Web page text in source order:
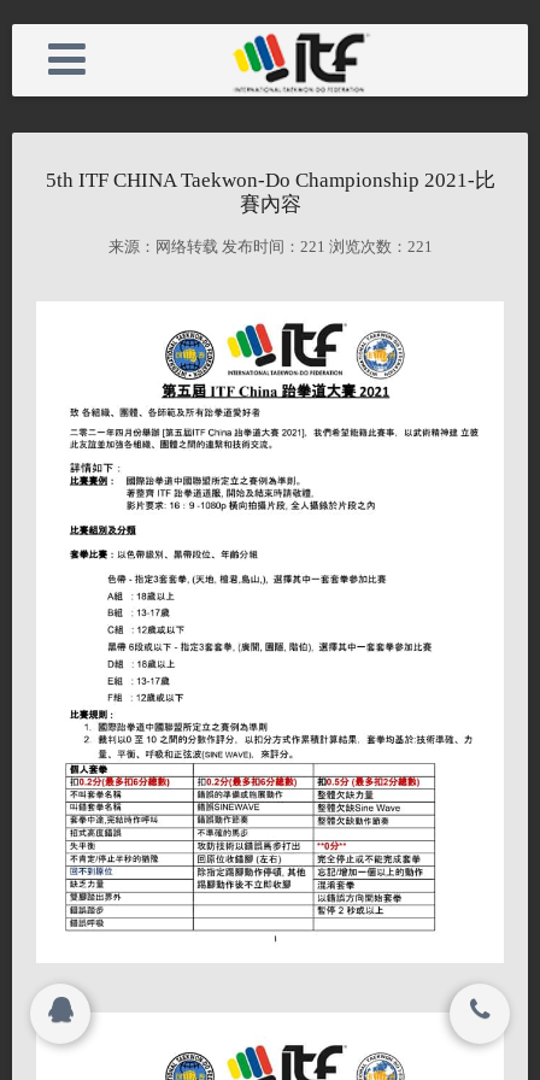
首页
活动
会长资质
馆规
活动相册
会员中心
投考及资历指引
各道馆讯息
联系本会
西班牙天派总部
电话：
邮箱：
备案号：
网址：
联系我们
关闭
© 2015-2017
国际跆拳道中国联盟 All rights reserved.
5th ITF CHINA Taekwon-Do Championship 2021-比
賽內容
来源：网络转载 发布时间： 221 浏览次数： 221